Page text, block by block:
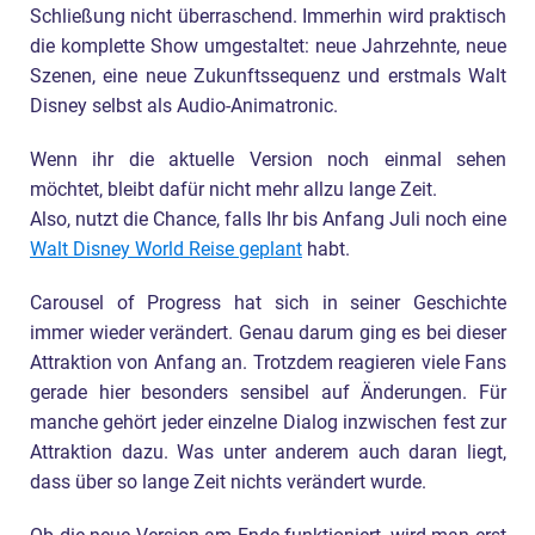
Schließung nicht überraschend. Immerhin wird praktisch
die komplette Show umgestaltet: neue Jahrzehnte, neue
Szenen, eine neue Zukunftssequenz und erstmals Walt
Disney selbst als Audio-Animatronic.
Wenn ihr die aktuelle Version noch einmal sehen
möchtet, bleibt dafür nicht mehr allzu lange Zeit.
Also, nutzt die Chance, falls Ihr bis Anfang Juli noch eine
Walt Disney World Reise geplant habt.
Carousel of Progress hat sich in seiner Geschichte
immer wieder verändert. Genau darum ging es bei dieser
Attraktion von Anfang an. Trotzdem reagieren viele Fans
gerade hier besonders sensibel auf Änderungen. Für
manche gehört jeder einzelne Dialog inzwischen fest zur
Attraktion dazu. Was unter anderem auch daran liegt,
dass über so lange Zeit nichts verändert wurde.